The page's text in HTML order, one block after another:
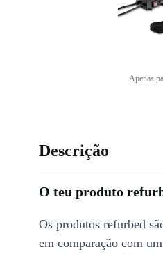
Apenas
Descrição
O teu produto
Os produtos refurbed
em comparação com